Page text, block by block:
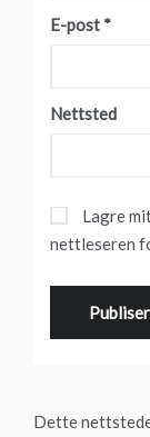
E-post *
Nettsted
Lagre
nettleseren
Dette